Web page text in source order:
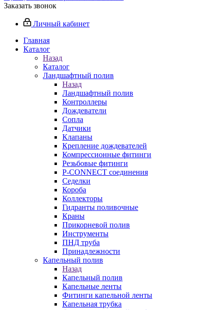
Заказать звонок
Личный кабинет
Главная
Каталог
Назад
Каталог
Ландшафтный полив
Назад
Ландшафтный полив
Контроллеры
Дождеватели
Сопла
Датчики
Клапаны
Крепление дождевателей
Компрессионные фитинги
Резьбовые фитинги
P-CONNECT соединения
Седелки
Короба
Коллекторы
Гидранты поливочные
Краны
Прикорневой полив
Инструменты
ПНД труба
Принадлежности
Капельный полив
Назад
Капельный полив
Капельные ленты
Фитинги капельной ленты
Капельная трубка